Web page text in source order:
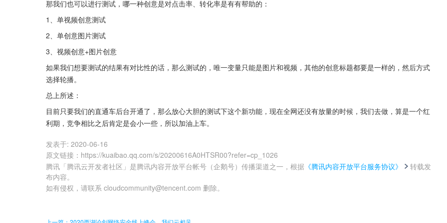
那我们也可以进行测试，哪一种创意是对点击率、转化率是有有帮助的：
1、单视频创意测试
2、单创意图片测试
3、视频创意+图片创意
如果我们想要测试的结果有对比性的话，那么测试的，唯一变量只能是图片和视频，其他的创意标题都要是一样的，然后方式
选择轮播。
总上所述：
目前只要我们的直通车后台开通了，那么放心大胆的测试下这个新功能，现在全网还没有放量的时候，我们去做，算是一个红
利期，竞争相比之后肯定是会小一些，所以加油上车。
发表于: 2020-06-16
原文链接 ： https://kuaibao.qq.com/s/20200616A0HTSR00?refer=cp_1026
腾讯「腾讯云开发者社区」是腾讯内容开放平台帐号（企鹅号）传播渠道之一，根据 《腾讯内容开放平台服务协议》
转载发
布内容。
如有侵权，请联系 cloudcommunity@tencent.com 删除。